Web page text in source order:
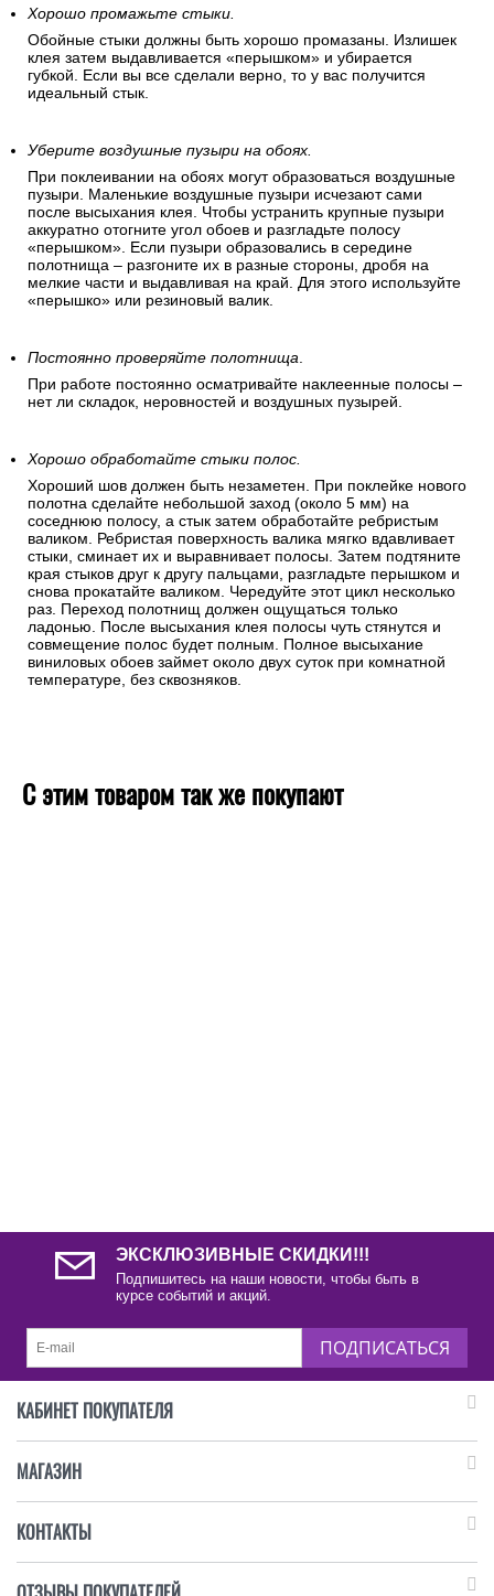
Хорошо промажьте стыки.
Обойные стыки должны быть хорошо промазаны. Излишек
клея затем выдавливается «перышком» и убирается
губкой. Если вы все сделали верно, то у вас получится
идеальный стык.
Уберите воздушные пузыри на обоях.
При поклеивании на обоях могут образоваться воздушные
пузыри. Маленькие воздушные пузыри исчезают сами
после высыхания клея. Чтобы устранить крупные пузыри
аккуратно отогните угол обоев и разгладьте полосу
«перышком». Если пузыри образовались в середине
полотнища – разгоните их в разные стороны, дробя на
мелкие части и выдавливая на край. Для этого используйте
«перышко» или резиновый валик.
Постоянно проверяйте полотнища.
При работе постоянно осматривайте наклеенные полосы –
нет ли складок, неровностей и воздушных пузырей.
Хорошо обработайте стыки полос.
Хороший шов должен быть незаметен. При поклейке нового
полотна сделайте небольшой заход (около 5 мм) на
соседнюю полосу, а стык затем обработайте ребристым
валиком. Ребристая поверхность валика мягко вдавливает
стыки, сминает их и выравнивает полосы. Затем подтяните
края стыков друг к другу пальцами, разгладьте перышком и
снова прокатайте валиком. Чередуйте этот цикл несколько
раз. Переход полотнищ должен ощущаться только
ладонью. После высыхания клея полосы чуть стянутся и
совмещение полос будет полным. Полное высыхание
виниловых обоев займет около двух суток при комнатной
температуре, без сквозняков.
С этим товаром так же покупают
ЭКСКЛЮЗИВНЫЕ СКИДКИ!!!
Подпишитесь на наши новости, чтобы быть в
курсе событий и акций.
ПОДПИСАТЬСЯ
КАБИНЕТ ПОКУПАТЕЛЯ
МАГАЗИН
КОНТАКТЫ